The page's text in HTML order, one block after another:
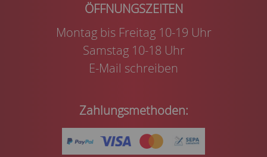
Montag bis Freitag 10-19 Uhr
Samstag 10-18 Uhr
E-Mail schreiben
Zahlungsmethoden: